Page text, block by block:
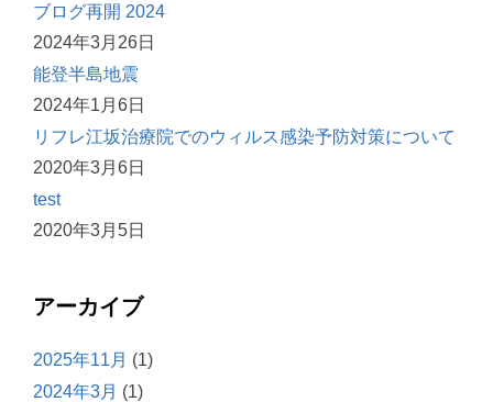
ブログ再開 2024
2024年3月26日
能登半島地震
2024年1月6日
リフレ江坂治療院でのウィルス感染予防対策について
2020年3月6日
test
2020年3月5日
アーカイブ
2025年11月 (1)
2024年3月 (1)